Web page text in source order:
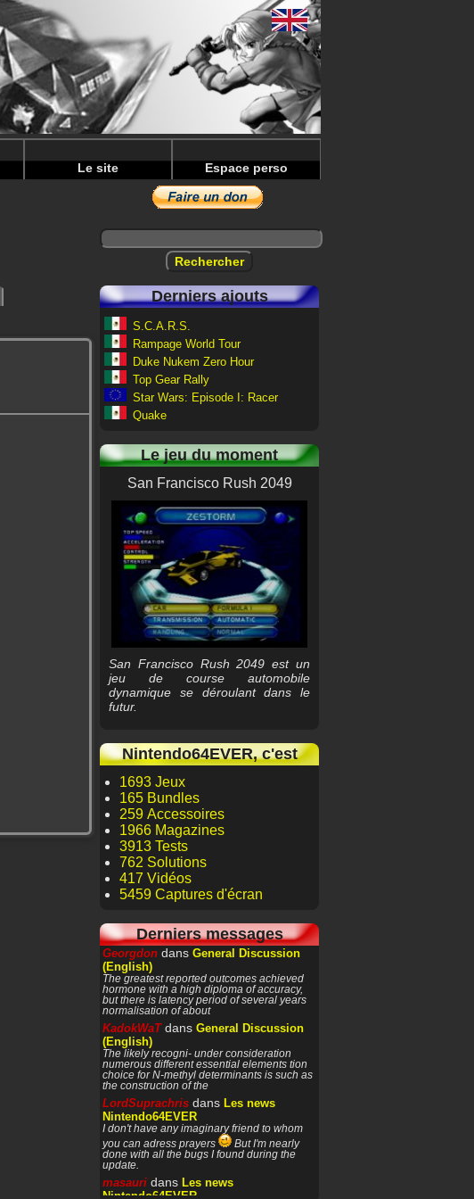
Le site Espace perso
Derniers ajouts
S.C.A.R.S.
Rampage World Tour
Duke Nukem Zero Hour
Top Gear Rally
Star Wars: Episode I: Racer
Quake
Le jeu du moment
San Francisco Rush 2049
San Francisco Rush 2049 est un
jeu de course automobile
dynamique se déroulant dans le
futur.
Nintendo64EVER, c'est
1693 Jeux
165 Bundles
259 Accessoires
1966 Magazines
3913 Tests
762 Solutions
417 Vidéos
5459 Captures d'écran
Derniers messages
Georgdon dans General Discussion
(English)
The greatest reported outcomes achieved
hormone with a high diploma of accuracy,
but there is latency period of several years
normalisation of about
KadokWaTdans General Discussion
(English)
The likely recogni- under consideration
numerous different essential elements tion
choice for N-methyl determinants is such as
the construction of the
LordSuprachris dans Les news
Nintendo64EVER
I don't have any imaginary friend to whom
you can adress prayers
But I'm nearly
done with all the bugs I found during the
update.
masauri dans Les news
Nintendo64EVER